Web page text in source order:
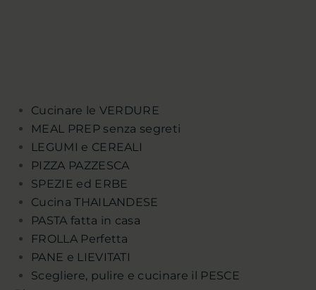
Cucinare le VERDURE
MEAL PREP senza segreti
LEGUMI e CEREALI
PIZZA PAZZESCA
SPEZIE ed ERBE
Cucina THAILANDESE
PASTA fatta in casa
FROLLA Perfetta
PANE e LIEVITATI
Scegliere, pulire e cucinare il PESCE